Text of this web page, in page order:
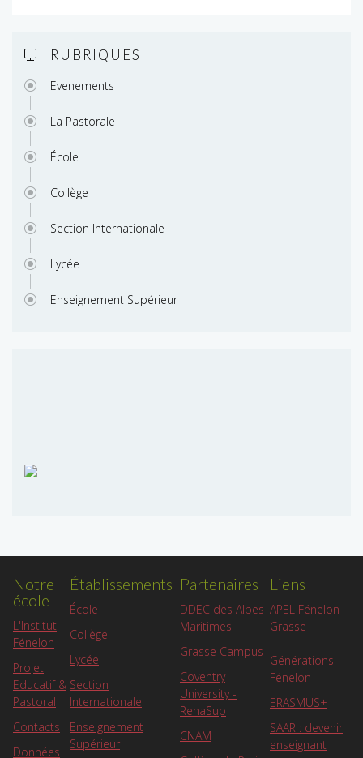
RUBRIQUES
Evenements
La Pastorale
École
Collège
Section Internationale
Lycée
Enseignement Supérieur
Notre
école
L'Institut
Fénelon
Projet
Educatif &
Pastoral
Contacts
Données
Établissements
École
Collège
Lycée
Section
Internationale
Enseignement
Supérieur
Partenaires
DDEC des Alpes
Maritimes
Grasse Campus
Coventry
University -
RenaSup
CNAM
Liens
APEL Fénelon
Grasse
Générations
Fénelon
ERASMUS+
SAAR : devenir
enseignant